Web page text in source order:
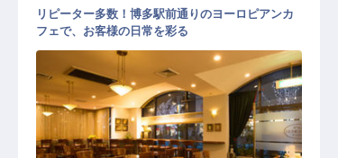
リピーター多数！博多駅前通りのヨーロピアンカ
フェで、お客様の日常を彩る